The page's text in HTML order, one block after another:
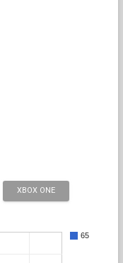
XBOX ONE
65